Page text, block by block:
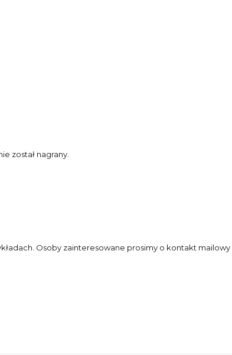
został nagrany.
Osoby zainteresowane prosimy o kontakt mailowy